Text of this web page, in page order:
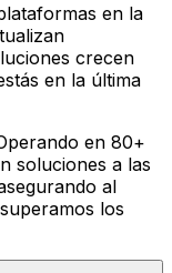
en la
crecen
en la última
en 80+
soluciones a las
al
los